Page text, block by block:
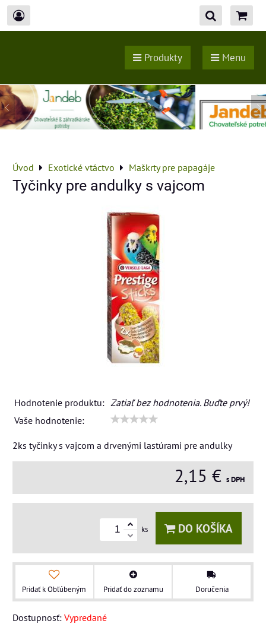
Produkty Menu
Úvod Exotické vtáctvo Maškrty pre papagáje
Tyčinky pre andulky s vajcom
Hodnotenie produktu: Zatiaľ bez hodnotenia. Buďte prvý!
Vaše hodnotenie:
2ks tyčinky s vajcom a drvenými lastúrami pre andulky
2,15 € s DPH
ks DO KOŠÍKA
Pridať k Obľúbeným Pridať do zoznamu Doručenia
Dostupnosť: Vypredané